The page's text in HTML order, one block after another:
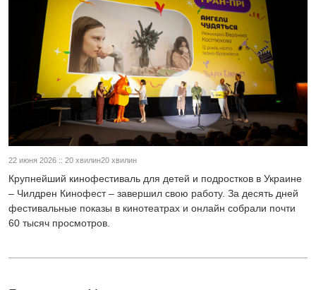
22 июня 2026 :: 20 хвилин20 хвилин
Крупнейший кинофестиваль для детей и подростков в Украине
– Чилдрен Кинофест – завершил свою работу. За десять дней
фестивальные показы в кинотеатрах и онлайн собрали почти
60 тысяч просмотров.